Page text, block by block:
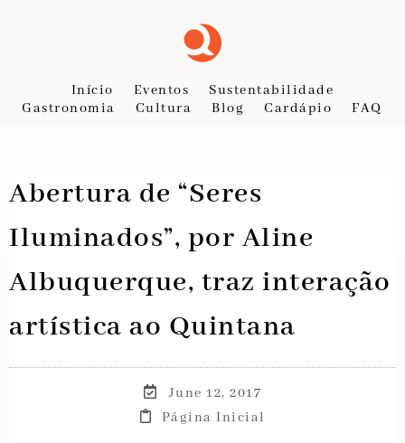
Início Eventos
Sustentabilidade
Gastronomia
Cultura Blog Cardápio FAQ
Abertura de “Seres
Iluminados”, por Aline
Albuquerque, traz interação
artística ao Quintana
June 12, 2017
Página Inicial